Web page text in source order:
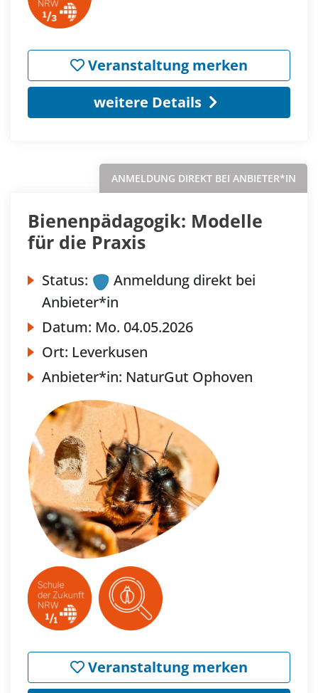
Veranstaltung merken
weitere Details
ANMELDUNG DIREKT BEI ANBIETER*IN
Bienenpädagogik: Modelle
für die Praxis
Status:
Anmeldung direkt bei
Anbieter*in
Datum: Mo. 04.05.2026
Ort: Leverkusen
Anbieter*in: NaturGut Ophoven
Veranstaltung merken